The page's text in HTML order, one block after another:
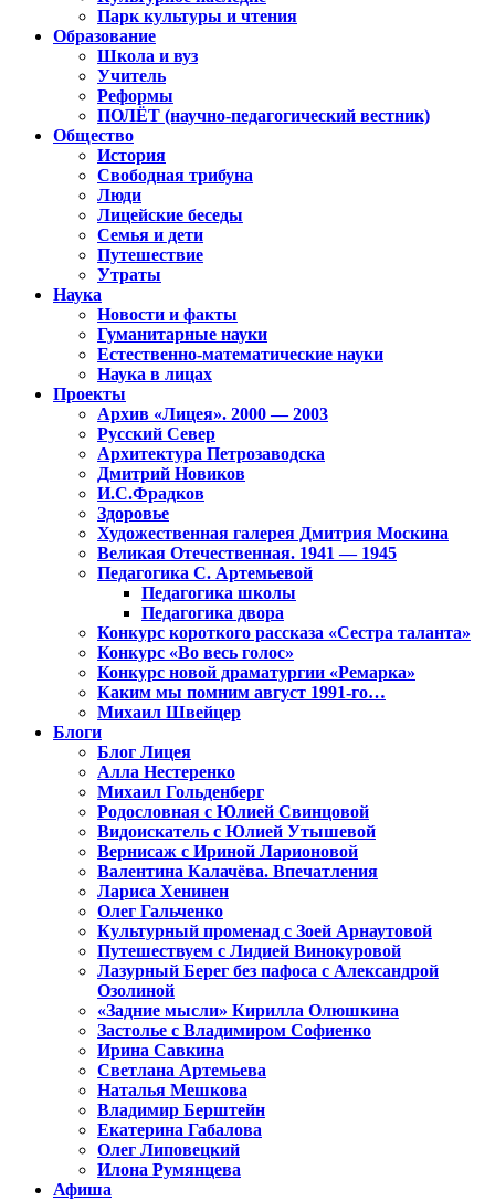
Парк культуры и чтения
Образование
Школа и вуз
Учитель
Реформы
ПОЛЁТ (научно-педагогический вестник)
Общество
История
Свободная трибуна
Люди
Лицейские беседы
Семья и дети
Путешествие
Утраты
Наука
Новости и факты
Гуманитарные науки
Естественно-математические науки
Наука в лицах
Проекты
Архив «Лицея». 2000 — 2003
Русский Север
Архитектура Петрозаводска
Дмитрий Новиков
И.С.Фрадков
Здоровье
Художественная галерея Дмитрия Москина
Великая Отечественная. 1941 — 1945
Педагогика С. Артемьевой
Педагогика школы
Педагогика двора
Конкурс короткого рассказа «Сестра таланта»
Конкурс «Во весь голос»
Конкурс новой драматургии «Ремарка»
Каким мы помним август 1991-го…
Михаил Швейцер
Блоги
Блог Лицея
Алла Нестеренко
Михаил Гольденберг
Родословная с Юлией Свинцовой
Видоискатель с Юлией Утышевой
Вернисаж с Ириной Ларионовой
Валентина Калачёва. Впечатления
Лариса Хенинен
Олег Гальченко
Культурный променад с Зоей Арнаутовой
Путешествуем с Лидией Винокуровой
Лазурный Берег без пафоса с Александрой
Озолиной
«Задние мысли» Кирилла Олюшкина
Застолье с Владимиром Софиенко
Ирина Савкина
Светлана Артемьева
Наталья Мешкова
Владимир Берштейн
Екатерина Габалова
Олег Липовецкий
Илона Румянцева
Афиша